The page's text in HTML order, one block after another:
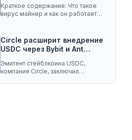
Краткое содержание: Что такое
вирус майнер и как он работает
Circle расширит внедрение
USDC через Bybit и Ant…
Эмитент стейблкоина USDC,
компания Circle, заключил